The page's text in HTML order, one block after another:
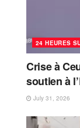
24 HEURES
Crise à
soutien à
July 31, 2026